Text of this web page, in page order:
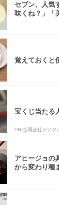
セブン、人気
味くね？」「
覚えておくと
宝くじ当たる
PR(合同会社デジタ
アヒージョの
から変わり種